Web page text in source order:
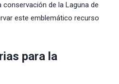
de la Laguna de
este emblemático recurso
para la